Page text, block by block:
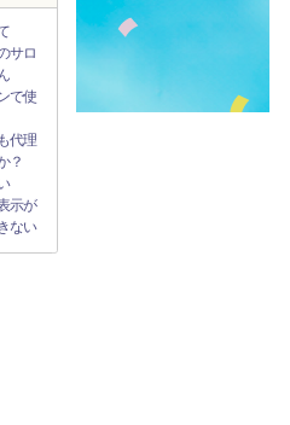
サロ
で使
代理
？
示が
ない